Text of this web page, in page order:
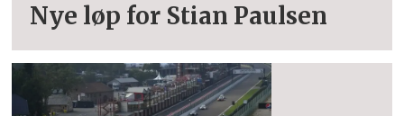
Nye løp for Stian Paulsen